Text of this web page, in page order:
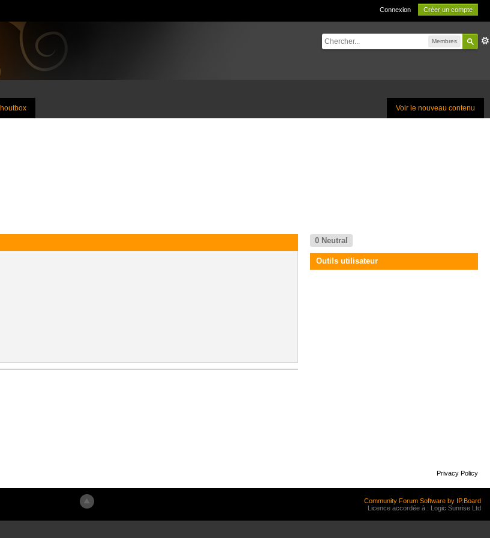
Connexion Créer un compte
Membres
Voir le nouveau contenu
0 Neutral
Outils utilisateur
Privacy Policy
Community Forum Software by IP.Board
Licence accordée à : Logic Sunrise Ltd